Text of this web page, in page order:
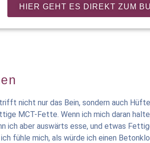
HIER GEHT ES DIREKT ZUM
nicht nur das Bein, sondern auch
MCT-Fette. Wenn ich mich daran
ich aber auswärts esse, und etwas
fühle mich, als würde ich einen